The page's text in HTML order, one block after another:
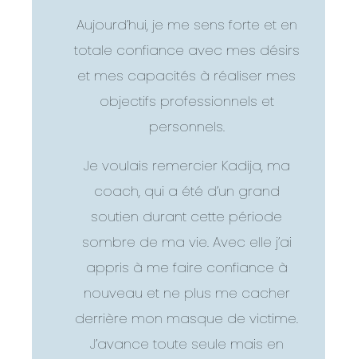
Aujourd’hui, je me sens forte et en
totale confiance avec mes désirs
et mes capacités à réaliser mes
objectifs professionnels et
personnels.
Je voulais remercier Kadija, ma
coach, qui a été d’un grand
soutien durant cette période
sombre de ma vie. Avec elle j’ai
appris à me faire confiance à
nouveau et ne plus me cacher
derrière mon masque de victime.
J’avance toute seule mais en